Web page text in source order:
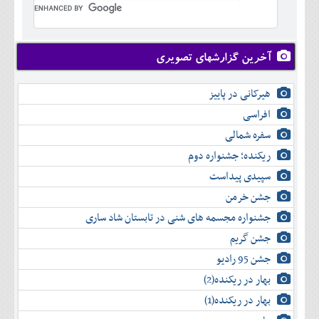
شهريور
مهر
آبان
آذر
دی
بهمن
اسفند
تير
مرداد
شهريور
مهر
آبان
آذر
دی
بهمن
اسفند
آخرین گزارشهای تصویری
هیرکانی در پاییز
افراسی
سفره شمالی
ریکنده؛ جشنواره دوم
سپیدی پیداست
جشن خرمن
جشنواره مجسمه های شنی در تابستان شاد ساری
جشن گریم
جشن 95 رادیو
بهار در ریکنده(2)
بهار در ریکنده(1)